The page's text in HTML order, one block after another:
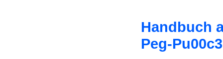
Handbuch
Peg-